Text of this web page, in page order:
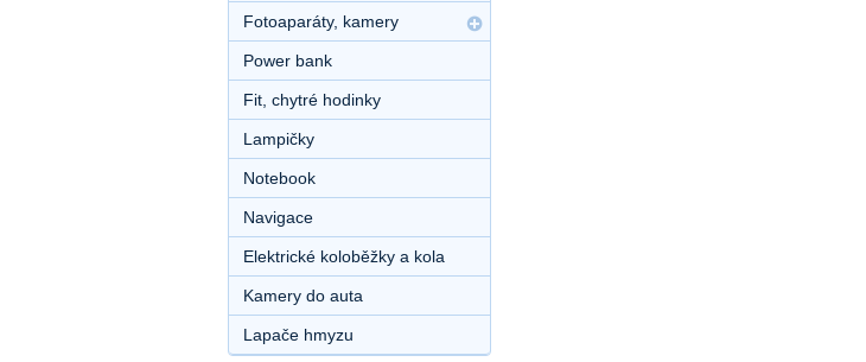
Fotoaparáty, kamery
Power bank
Fit, chytré hodinky
Lampičky
Notebook
Navigace
Elektrické koloběžky a kola
Kamery do auta
Lapače hmyzu